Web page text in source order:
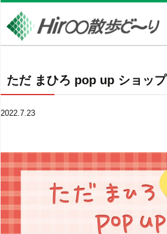
ただ まひろ pop up ショップ
2022.7.23